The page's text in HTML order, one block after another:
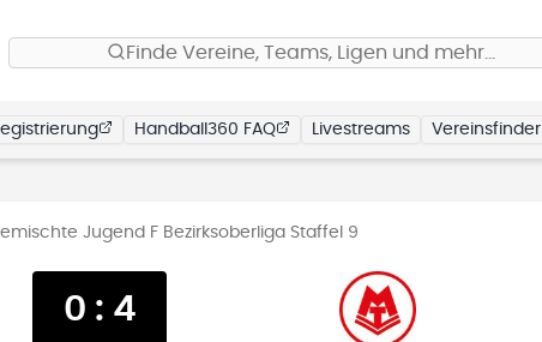
Finde Vereine, Teams, Ligen und mehr…
Handball360 FAQ Livestreams Vereinsfinder
Jugend F Bezirksoberliga Staffel 9
0 : 4